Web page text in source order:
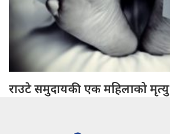
राउटे समुदायकी एक महिलाको मृत्यु